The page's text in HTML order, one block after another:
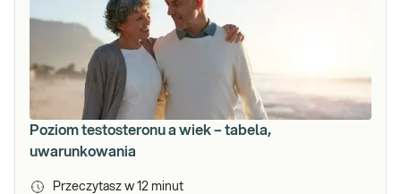
Poziom testosteronu a wiek – tabela,
uwarunkowania
Przeczytasz w 12 minut